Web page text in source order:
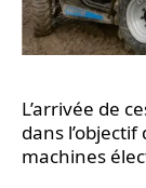
L’arrivée de
dans
machines